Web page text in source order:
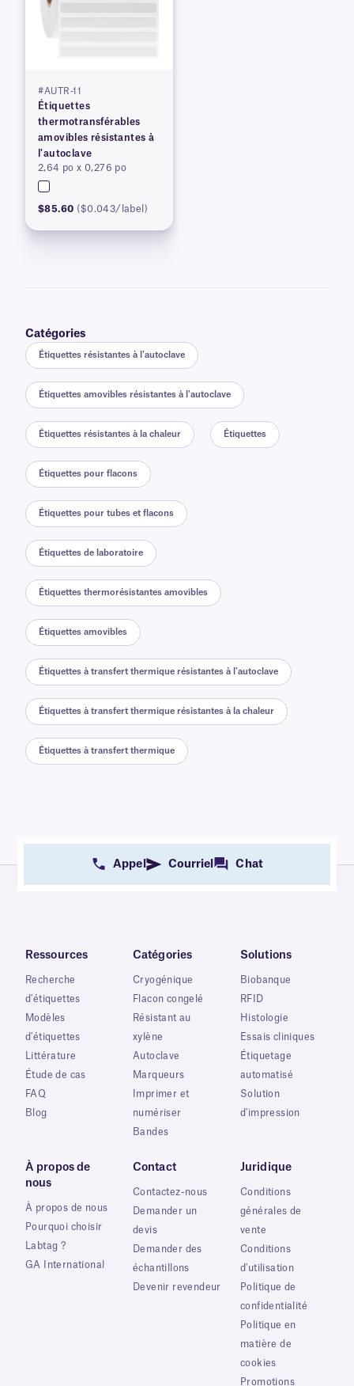
#AUTR-11
Étiquettes
thermotransférables
amovibles résistantes à
l'autoclave
2,64 po x 0,276 po
$85.60 ($0.043/label)
Catégories
Étiquettes résistantes à l'autoclave
Étiquettes amovibles résistantes à l'autoclave
Étiquettes résistantes à la chaleur Étiquettes
Étiquettes pour flacons
Étiquettes pour tubes et flacons
Étiquettes de laboratoire
Étiquettes thermorésistantes amovibles
Étiquettes amovibles
Étiquettes à transfert thermique résistantes à l'autoclave
Étiquettes à transfert thermique résistantes à la chaleur
Étiquettes à transfert thermique
Appel Courriel Chat
Ressources
Recherche
d'étiquettes
Modèles
d'étiquettes
Littérature
Étude de cas
FAQ
Blog
Catégories
Cryogénique
Flacon congelé
Résistant au
xylène
Autoclave
Marqueurs
Imprimer et
numériser
Bandes
Solutions
Biobanque
RFID
Histologie
Essais cliniques
Étiquetage
automatisé
Solution
d'impression
À propos de
nous
À propos de nous
Pourquoi choisir
Labtag ?
GA International
Contact
Contactez-nous
Demander un
devis
Demander des
échantillons
Devenir revendeur
Juridique
Conditions
générales de
vente
Conditions
d'utilisation
Politique de
confidentialité
Politique en
matière de
cookies
Promotions